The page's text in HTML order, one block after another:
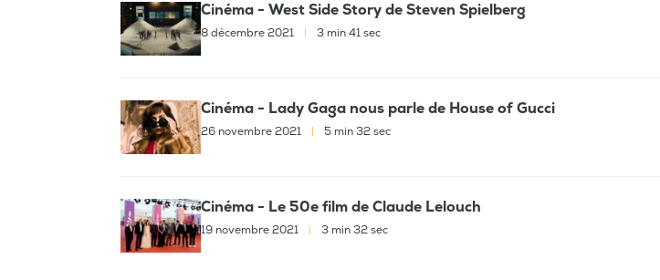
Cinéma - West Side Story de Steven Spielberg
8 décembre 2021 3 min 41 sec
Cinéma - Lady Gaga nous parle de House of Gucci
26 novembre 2021 5 min 32 sec
Cinéma - Le 50e film de Claude Lelouch
19 novembre 2021 3 min 32 sec